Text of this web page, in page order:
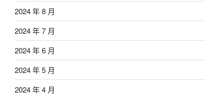
2024 年 8 月
2024 年 7 月
2024 年 6 月
2024 年 5 月
2024 年 4 月